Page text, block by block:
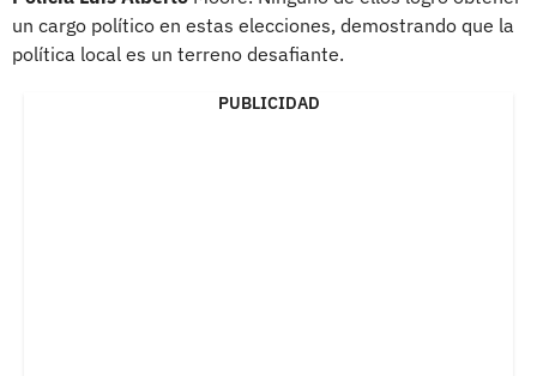
un cargo político en estas elecciones, demostrando que la
política local es un terreno desafiante.
PUBLICIDAD